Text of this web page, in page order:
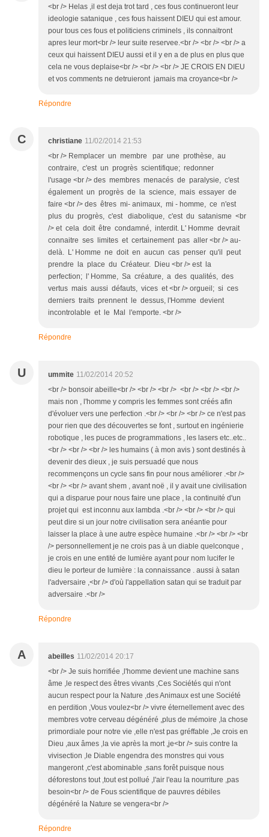
<br /> Helas ,il est deja trot tard , ces fous continueront leur
ideologie satanique , ces fous haissent DIEU qui est amour.
pour tous ces fous et politiciens criminels , ils connaitront
apres leur mort<br /> leur suite reservee.<br /> <br /> <br /> a
ceux qui haissent DIEU aussi et il y en a de plus en plus que
cela ne vous deplaise<br /> <br /> <br /> JE CROIS EN DIEU
et vos comments ne detruieront jamais ma croyance<br />
Répondre
C christiane 11/02/2014 21:53
<br /> Remplacer un membre par une prothèse, au
contraire, c'est un progrès scientifique; redonner
l'usage <br /> des membres menacés de paralysie, c'est
également un progrès de la science, mais essayer de
faire <br /> des êtres mi- animaux, mi - homme, ce n'est
plus du progrès, c'est diabolique, c'est du satanisme <br
/> et cela doit être condamné, interdit. L' Homme devrait
connaitre ses limites et certainement pas aller <br /> au-
delà. L' Homme ne doit en aucun cas penser qu'il peut
prendre la place du Créateur. Dieu <br /> est la
perfection; l' Homme, Sa créature, a des qualités, des
vertus mais aussi défauts, vices et <br /> orgueil; si ces
derniers traits prennent le dessus, l'Homme devient
incontrolable et le Mal l'emporte. <br />
Répondre
U ummite 11/02/2014 20:52
<br /> bonsoir abeille<br /> <br /> <br /> <br /> <br /> <br />
mais non , l'homme y compris les femmes sont créés afin
d'évoluer vers une perfection .<br /> <br /> <br /> ce n'est pas
pour rien que des découvertes se font , surtout en ingénierie
robotique , les puces de programmations , les lasers etc..etc..
<br /> <br /> <br /> les humains ( à mon avis ) sont destinés à
devenir des dieux , je suis persuadé que nous
recommençons un cycle sans fin pour nous améliorer .<br />
<br /> <br /> avant shem , avant noë , il y avait une civilisation
qui a disparue pour nous faire une place , la continuité d'un
projet qui est inconnu aux lambda .<br /> <br /> <br /> qui
peut dire si un jour notre civilisation sera anéantie pour
laisser la place à une autre espèce humaine .<br /> <br /> <br
/> personnellement je ne crois pas à un diable quelconque ,
je crois en une entité de lumière ayant pour nom lucifer le
dieu le porteur de lumière : la connaissance . aussi à satan
l'adversaire ,<br /> d'où l'appellation satan qui se traduit par
adversaire .<br />
Répondre
A abeilles 11/02/2014 20:17
<br /> Je suis horrifiée ,l'homme devient une machine sans
âme ,le respect des êtres vivants ,Ces Sociétés qui n'ont
aucun respect pour la Nature ,des Animaux est une Société
en perdition ,Vous voulez<br /> vivre éternellement avec des
membres votre cerveau dégénéré ,plus de mémoire ,la chose
primordiale pour notre vie ,elle n'est pas gréffable ,Je crois en
Dieu ,aux âmes ,la vie après la mort ,je<br /> suis contre la
vivisection ,le Diable engendra des monstres qui vous
mangeront ,c'est abominable ,sans forêt puisque nous
déforestons tout ,tout est pollué ,l'air l'eau la nourriture ,pas
besoin<br /> de Fous scientifique de pauvres débiles
dégénéré la Nature se vengera<br />
Répondre